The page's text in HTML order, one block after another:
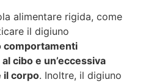
alimentare rigida, come
il digiuno
comportamenti
cibo e un’eccessiva
il corpo. Inoltre, il digiuno